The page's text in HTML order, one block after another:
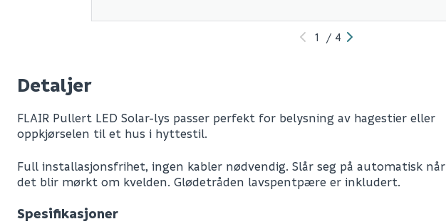
1 / 4
Detaljer
FLAIR Pullert LED Solar-lys passer perfekt for belysning av hagestier eller
oppkjørselen til et hus i hyttestil.
Full installasjonsfrihet, ingen kabler nødvendig. Slår seg på automatisk når
det blir mørkt om kvelden. Glødetråden lavspentpære er inkludert.
Spesifikasjoner